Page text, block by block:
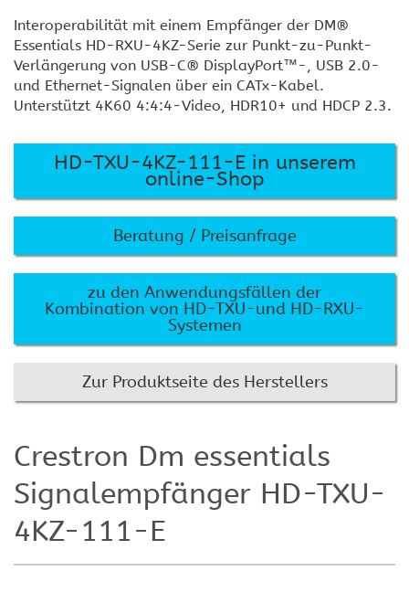
Interoperabilität mit einem Empfänger der DM®
Essentials HD-RXU-4KZ-Serie zur Punkt-zu-Punkt-
Verlängerung von USB-C® DisplayPort™-, USB 2.0-
und Ethernet-Signalen über ein CATx-Kabel.
Unterstützt 4K60 4:4:4-Video, HDR10+ und HDCP 2.3.
HD-TXU-4KZ-111-E in unserem
online-Shop
Beratung / Preisanfrage
zu den Anwendungsfällen der
Kombination von HD-TXU-und HD-RXU-
Systemen
Zur Produktseite des Herstellers
Crestron Dm essentials
Signalempfänger HD-TXU-
4KZ-111-E